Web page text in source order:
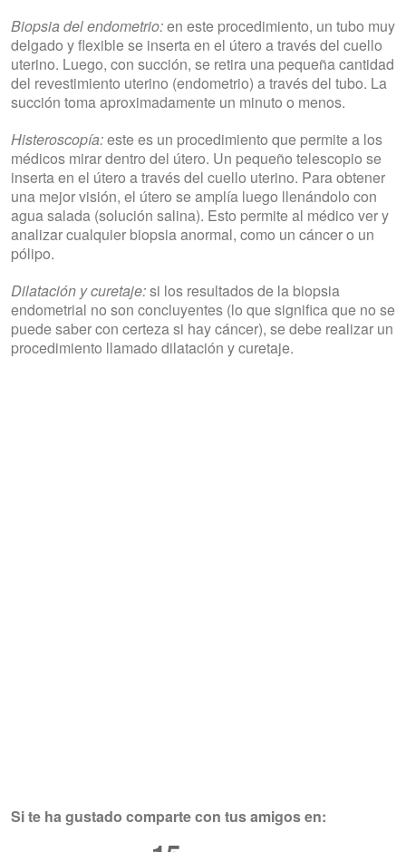
Biopsia del endometrio:en este procedimiento, un tubo muy
delgado y flexible se inserta en el útero a través del cuello
uterino. Luego, con succión, se retira una pequeña cantidad
del revestimiento uterino (endometrio) a través del tubo. La
succión toma aproximadamente un minuto o menos.
Histeroscopía:este es un procedimiento que permite a los
médicos mirar dentro del útero. Un pequeño telescopio se
inserta en el útero a través del cuello uterino. Para obtener
una mejor visión, el útero se amplía luego llenándolo con
agua salada (solución salina). Esto permite al médico ver y
analizar cualquier biopsia anormal, como un cáncer o un
pólipo.
Dilatación y curetaje:si los resultados de la biopsia
endometrial no son concluyentes (lo que significa que no se
puede saber con certeza si hay cáncer), se debe realizar un
procedimiento llamado dilatación y curetaje.
Si te ha gustado comparte con tus amigos en: